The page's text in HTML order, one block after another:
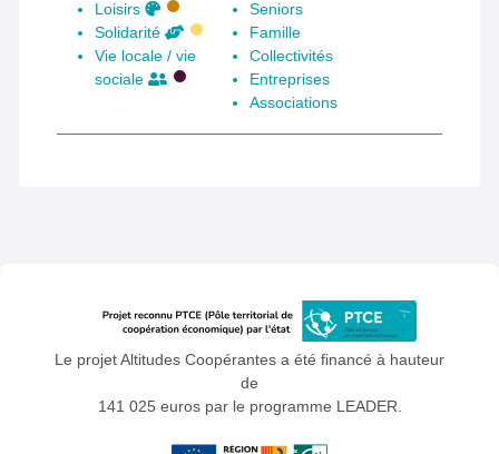
Loisirs
Solidarité
Vie locale / vie
sociale
Seniors
Famille
Collectivités
Entreprises
Associations
Le projet Altitudes Coopérantes a été financé à hauteur
de
141 025 euros par le programme LEADER.